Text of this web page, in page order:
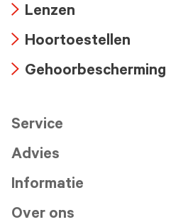
icon
icon
Lenzen
icon
Hoortoestellen
Gehoorbescherming
Service
Advies
Informatie
Over ons